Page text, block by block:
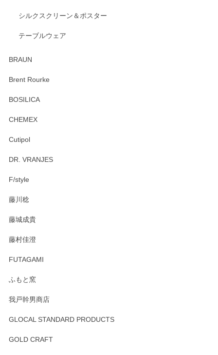
シルクスクリーン＆ポスター
テーブルウェア
BRAUN
Brent Rourke
BOSILICA
CHEMEX
Cutipol
DR. VRANJES
F/style
藤川稔
藤城成貴
藤村佳澄
FUTAGAMI
ふもと窯
我戸幹男商店
GLOCAL STANDARD PRODUCTS
GOLD CRAFT